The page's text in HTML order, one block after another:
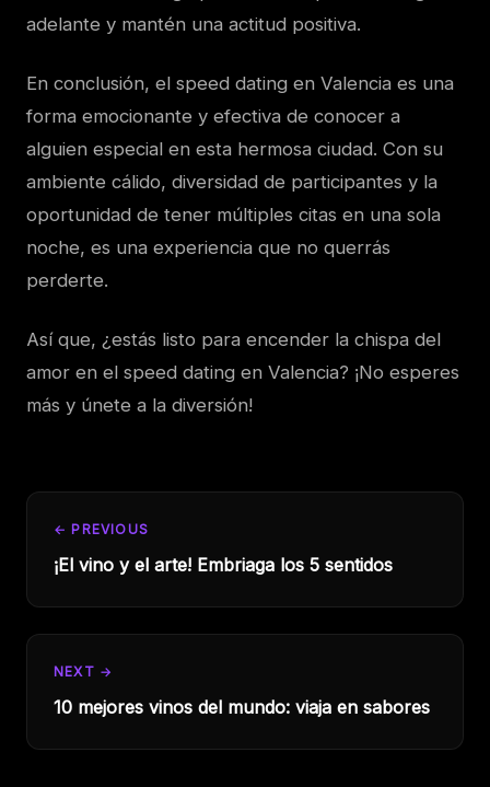
adelante y mantén una actitud positiva.
En conclusión, el speed dating en Valencia es una
forma emocionante y efectiva de conocer a
alguien especial en esta hermosa ciudad. Con su
ambiente cálido, diversidad de participantes y la
oportunidad de tener múltiples citas en una sola
noche, es una experiencia que no querrás
perderte.
Así que, ¿estás listo para encender la chispa del
amor en el speed dating en Valencia? ¡No esperes
más y únete a la diversión!
← PREVIOUS
¡El vino y el arte! Embriaga los 5 sentidos
NEXT →
10 mejores vinos del mundo: viaja en sabores